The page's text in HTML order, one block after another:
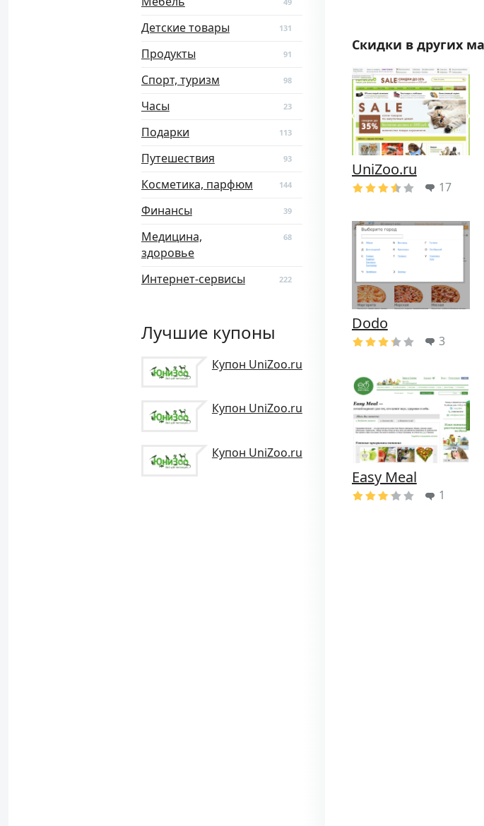
Скидки в других
UniZoo.ru
17
Dodo
3
Easy Meal
1
Детские товары 131
Продукты 91
Спорт, туризм 98
Часы 23
Подарки 113
Путешествия 93
Косметика, парфюм 144
Финансы 39
Медицина,
здоровье
68
Интернет-сервисы 222
Лучшие купоны
Купон UniZoo.ru
Купон UniZoo.ru
Купон UniZoo.ru